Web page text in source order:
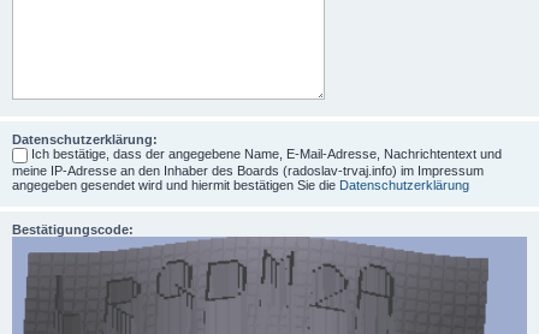
Datenschutzerklärung:
Ich bestätige, dass der angegebene Name, E-Mail-Adresse, Nachrichtentext und
meine IP-Adresse an den Inhaber des Boards (radoslav-trvaj.info) im Impressum
angegeben gesendet wird und hiermit bestätigen Sie die Datenschutzerklärung
Bestätigungscode: